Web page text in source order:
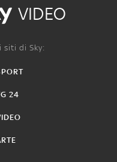
VIDEO
siti di Sky:
24